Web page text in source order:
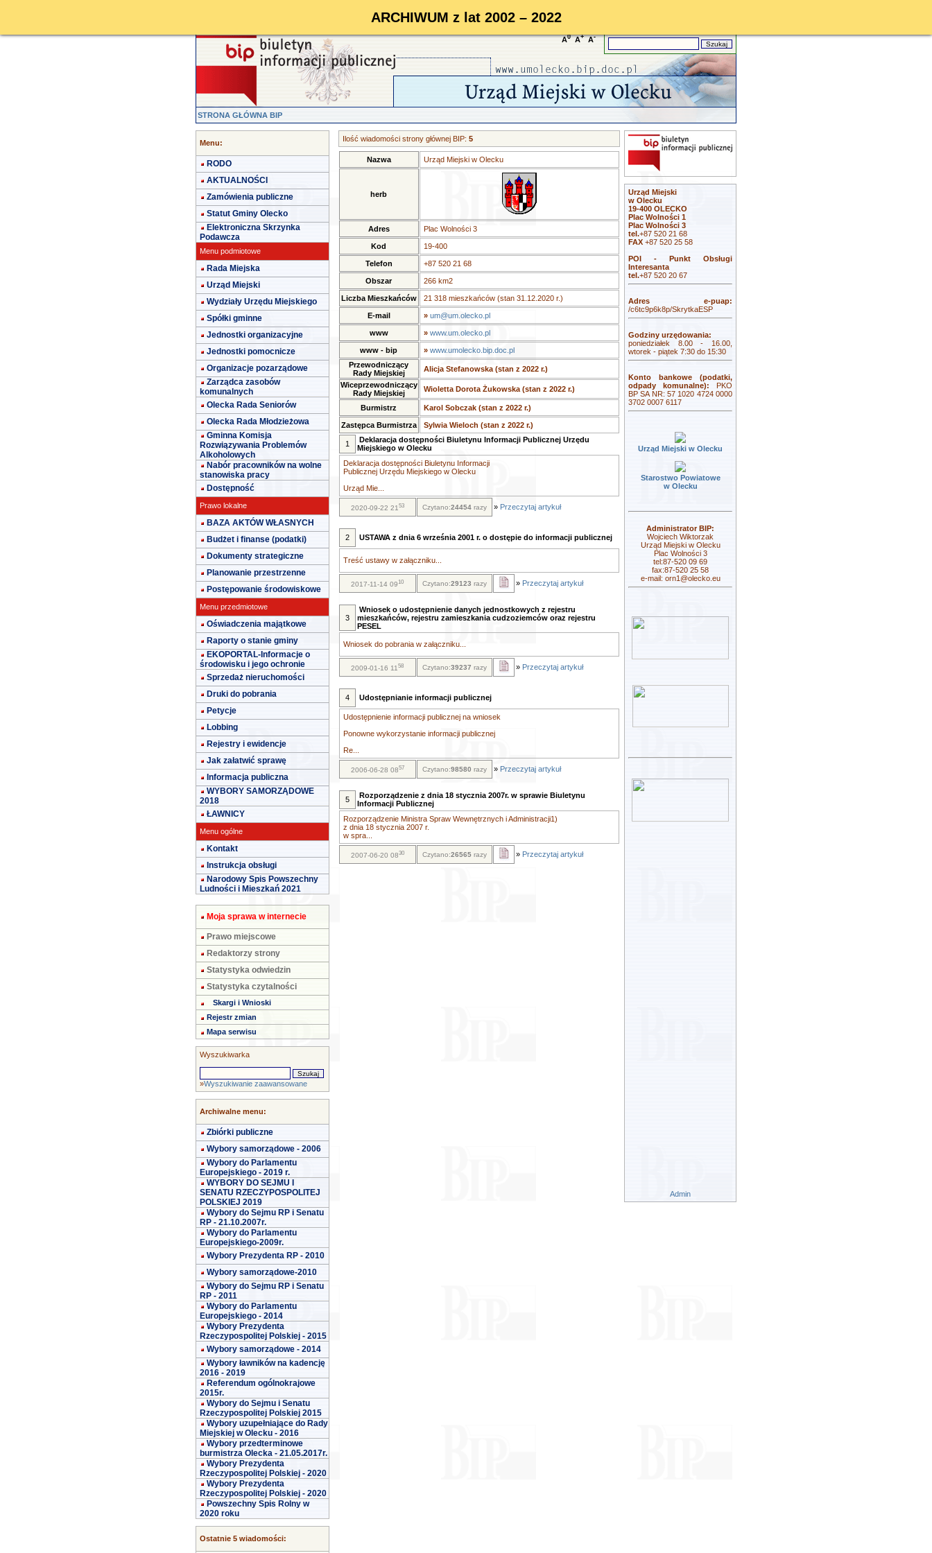
ARCHIWUM z lat 2002 – 2022
A0 A+ A-
STRONA GŁÓWNA BIP
Menu:
RODO
AKTUALNOŚCI
Zamówienia publiczne
Statut Gminy Olecko
Elektroniczna Skrzynka
Podawcza
Menu podmiotowe
Rada Miejska
Urząd Miejski
Wydziały Urzędu Miejskiego
Spółki gminne
Jednostki organizacyjne
Jednostki pomocnicze
Organizacje pozarządowe
Zarządca zasobów
komunalnych
Olecka Rada Seniorów
Olecka Rada Młodzieżowa
Gminna Komisja
Rozwiązywania Problemów
Alkoholowych
Nabór pracowników na wolne
stanowiska pracy
Dostępność
Prawo lokalne
BAZA AKTÓW WŁASNYCH
Budżet i finanse (podatki)
Dokumenty strategiczne
Planowanie przestrzenne
Postępowanie środowiskowe
Menu przedmiotowe
Oświadczenia majątkowe
Raporty o stanie gminy
EKOPORTAL-Informacje o
środowisku i jego ochronie
Sprzedaż nieruchomości
Druki do pobrania
Petycje
Lobbing
Rejestry i ewidencje
Jak załatwić sprawę
Informacja publiczna
WYBORY SAMORZĄDOWE
2018
ŁAWNICY
Menu ogólne
Kontakt
Instrukcja obsługi
Narodowy Spis Powszechny
Ludności i Mieszkań 2021
Moja sprawa w internecie
Prawo miejscowe
Redaktorzy strony
Statystyka odwiedzin
Statystyka czytalności
Skargi i Wnioski
Rejestr zmian
Mapa serwisu
Wyszukiwarka
»Wyszukiwanie zaawansowane
Archiwalne menu:
Zbiórki publiczne
Wybory samorządowe - 2006
Wybory do Parlamentu
Europejskiego - 2019 r.
WYBORY DO SEJMU I
SENATU RZECZYPOSPOLITEJ
POLSKIEJ 2019
Wybory do Sejmu RP i Senatu
RP - 21.10.2007r.
Wybory do Parlamentu
Europejskiego-2009r.
Wybory Prezydenta RP - 2010
Wybory samorządowe-2010
Wybory do Sejmu RP i Senatu
RP - 2011
Wybory do Parlamentu
Europejskiego - 2014
Wybory Prezydenta
Rzeczypospolitej Polskiej - 2015
Wybory samorządowe - 2014
Wybory ławników na kadencję
2016 - 2019
Referendum ogólnokrajowe
2015r.
Wybory do Sejmu i Senatu
Rzeczypospolitej Polskiej 2015
Wybory uzupełniające do Rady
Miejskiej w Olecku - 2016
Wybory przedterminowe
burmistrza Olecka - 21.05.2017r.
Wybory Prezydenta
Rzeczypospolitej Polskiej - 2020
Wybory Prezydenta
Rzeczypospolitej Polskiej - 2020
Powszechny Spis Rolny w
2020 roku
Ostatnie 5 wiadomości:
Ilość wiadomości strony głównej BIP: 5
Nazwa Urząd Miejski w Olecku
herb
Adres Plac Wolności 3
Kod 19-400
Telefon +87 520 21 68
Obszar 266 km2
Liczba Mieszkańców 21 318 mieszkańców (stan 31.12.2020 r.)
E-mail » um@um.olecko.pl
www » www.um.olecko.pl
www - bip » www.umolecko.bip.doc.pl
Przewodniczący
Rady Miejskiej
Alicja Stefanowska (stan z 2022 r.)
Wiceprzewodniczący
Rady Miejskiej
Wioletta Dorota Żukowska (stan z 2022 r.)
Burmistrz Karol Sobczak (stan z 2022 r.)
Zastępca Burmistrza Sylwia Wieloch (stan z 2022 r.)
1
Deklaracja dostępności Biuletynu Informacji Publicznej Urzędu
Miejskiego w Olecku
Deklaracja dostępności Biuletynu Informacji
Publicznej Urzędu Miejskiego w Olecku
Urząd Mie...
2020-09-22 2153 Czytano:24454razy » Przeczytaj artykuł
2 USTAWA z dnia 6 września 2001 r. o dostępie do informacji publicznej
Treść ustawy w załączniku...
2017-11-14 0910 Czytano:29123 razy » Przeczytaj artykuł
3
Wniosek o udostępnienie danych jednostkowych z rejestru
mieszkańców, rejestru zamieszkania cudzoziemców oraz rejestru
PESEL
Wniosek do pobrania w załączniku...
2009-01-16 1158 Czytano:39237 razy » Przeczytaj artykuł
4 Udostępnianie informacji publicznej
Udostępnienie informacji publicznej na wniosek
Ponowne wykorzystanie informacji publicznej
Re...
2006-06-28 0857 Czytano:98580 razy » Przeczytaj artykuł
5
Rozporządzenie z dnia 18 stycznia 2007r. w sprawie Biuletynu
Informacji Publicznej
Rozporządzenie Ministra Spraw Wewnętrznych i Administracji1)
z dnia 18 stycznia 2007 r.
w spra...
2007-06-20 0830 Czytano:26565razy » Przeczytaj artykuł
Urząd Miejski
w Olecku
19-400 OLECKO
Plac Wolności 1
Plac Wolności 3
tel.+87 520 21 68
FAX +87 520 25 58
POI - Punkt Obsługi
Interesanta
tel.+87 520 20 67
Adres e-puap:
/c6tc9p6k8p/SkrytkaESP
Godziny urzędowania:
poniedziałek 8.00 - 16.00,
wtorek - piątek 7:30 do 15:30
Konto bankowe (podatki,
odpady komunalne): PKO
BP SA NR: 57 1020 4724 0000
3702 0007 6117
Urząd Miejski w Olecku
Starostwo Powiatowe
w Olecku
Administrator BIP:
Wojciech Wiktorzak
Urząd Miejski w Olecku
Plac Wolności 3
tel:87-520 09 69
fax:87-520 25 58
e-mail: orn1@olecko.eu
Admin